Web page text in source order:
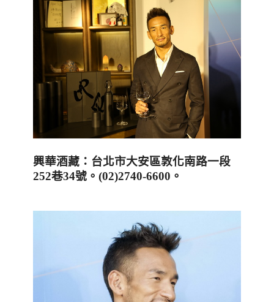
興華酒藏：台北市大安區敦化南路一段
252巷34號。 (02)2740-6600 。